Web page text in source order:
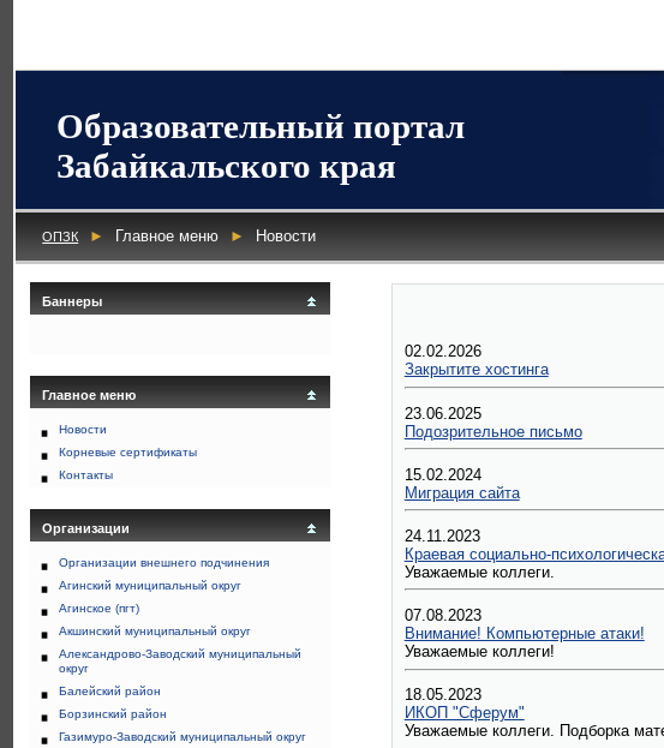
Образовательный портал
Забайкальского края
ОПЗК ► Главное меню ► Новости
Баннеры
Главное меню
Новости
Корневые сертификаты
Контакты
Организации
Организации внешнего подчинения
Агинский муниципальный округ
Агинское (пгт)
Акшинский муниципальный округ
Александрово-Заводский муниципальный
округ
Балейский район
Борзинский район
Газимуро-Заводский муниципальный округ
02.02.2026
Закрытите хостинга
23.06.2025
Подозрительное письмо
15.02.2024
Миграция сайта
24.11.2023
Краевая социально-
Уважаемые коллеги.
07.08.2023
Внимание! Компьютерные атаки!
Уважаемые коллеги!
18.05.2023
ИКОП "Сферум"
Уважаемые коллеги. Подборка